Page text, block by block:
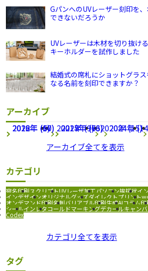
GパンへのUVレーザー刻印を
できないだろうか
UVレーザーは木材を切り抜け
キーホルダーを試作しました
結婚式の席札にショットグラ
なる名前を刻印できますか？
アーカイブ
2026年 (67) 2025年 (63) 2024年
2022年 (1) 2021年 (9) 2020年 (15)
2018年 (50) 2017年 (76)
アーカイブ全てを表示
カテゴリ
宛名印刷スクリプトUVレーザ加工パソコン挨拶状イ
インデザインオリジナルグッズダイレクトプリント
オンデマンド印刷名刺バリアブル印刷生成AIコラム印
シールインレタコールドマーキングデカールキャン
Codex
カテゴリ全てを表示
タグ